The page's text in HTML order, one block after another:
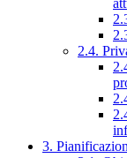
2.4.
3.